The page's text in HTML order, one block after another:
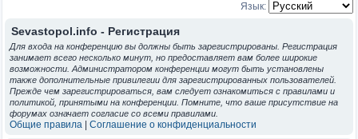
Язык:
Sevastopol.info - Регистрация
Для входа на конференцию вы должны быть зарегистрированы. Регистрация
занимает всего несколько минут, но предоставляет вам более широкие
возможности. Администратором конференции могут быть установлены
также дополнительные привилегии для зарегистрированных пользователей.
Прежде чем зарегистрироваться, вам следует ознакомиться с правилами и
политикой, принятыми на конференции. Помните, что ваше присутствие на
форумах означает согласие со всеми правилами.
Общие правила Соглашение о конфиденциальности